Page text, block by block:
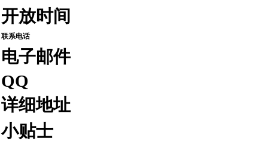
开放时间
联系电话
电子邮件
QQ
详细地址
小贴士